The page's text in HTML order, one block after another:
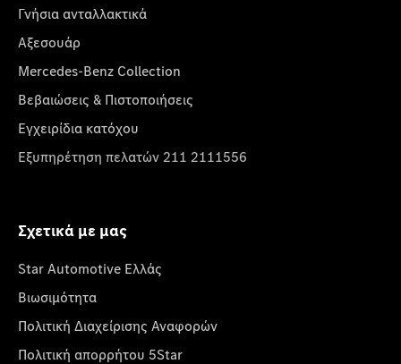
Γνήσια ανταλλακτικά
Αξεσουάρ
Mercedes-Benz Collection
Βεβαιώσεις & Πιστοποιήσεις
Εγχειρίδια κατόχου
Εξυπηρέτηση πελατών 211 2111556
Σχετικά με μας
Star Automotive Ελλάς
Βιωσιμότητα
Πολιτική Διαχείρισης Αναφορών
Πολιτική απορρήτου 5Star